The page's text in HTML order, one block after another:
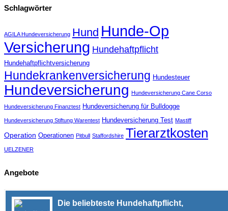
Schlagwörter
AGILA Hundeversicherung Hund Hunde-Op
Versicherung Hundehaftpflicht
Hundehaftpflichtversicherung
Hundekrankenversicherung Hundesteuer
Hundeversicherung Hundeversicherung Cane Corso
Hundeversicherung Finanztest Hundeversicherung für Bulldogge
Hundeversicherung Stiftung Warentest Hundeversicherung Test Mastiff
Operation Operationen Pitbull Staffordshire Tierarztkosten
UELZENER
Angebote
Die beliebteste Hundehaftpflicht,